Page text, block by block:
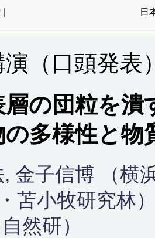
日
（口頭発表
層の団粒を潰
の多様性と物
金子信博 （横
・苫小牧研究林
然研）